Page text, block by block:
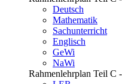
Deutsch
Mathematik
Sachunterricht
Englisch
GeWi
NaWi
Rahmenlehrplan Teil C